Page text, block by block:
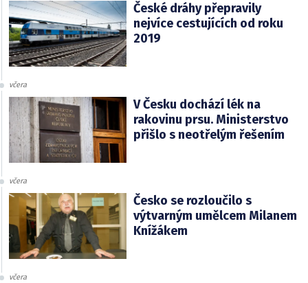
České dráhy přepravily
nejvíce cestujících od roku
2019
včera
V Česku dochází lék na
rakovinu prsu. Ministerstvo
přišlo s neotřelým řešením
včera
Česko se rozloučilo s
výtvarným umělcem Milanem
Knížákem
včera